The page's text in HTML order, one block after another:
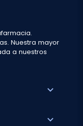
Nuestra mayor
a nuestros
expand_more
expand_more